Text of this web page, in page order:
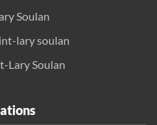
Soulan
lary soulan
Lary Soulan